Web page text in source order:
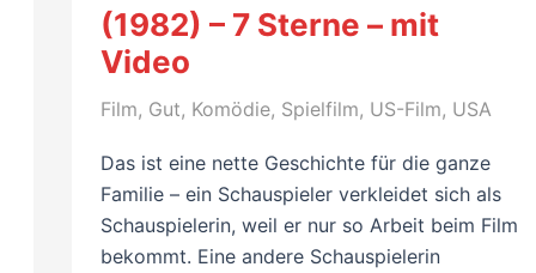
(1982) – 7 Sterne – mit
Video
Film, Gut, Komödie, Spielfilm, US-Film, USA
Das ist eine nette Geschichte für die ganze
Familie – ein Schauspieler verkleidet sich als
Schauspielerin, weil er nur so Arbeit beim Film
bekommt. Eine andere Schauspielerin